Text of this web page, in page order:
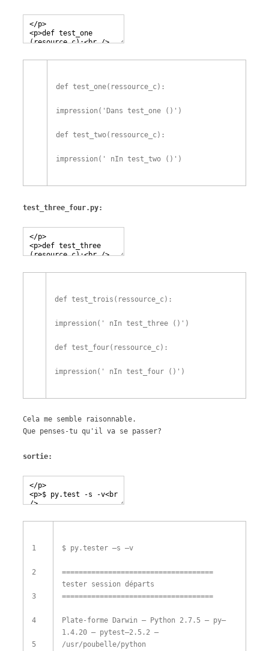
def test_one( ressource_c) :
impression ( 'Dans test_one ()' )
def test_two( ressource_c) :
impression ( ' nIn test_two ()' )
test_three_four.py:
def test_trois ( ressource_c) :
impression ( ' nIn test_three ()' )
def test_four( ressource_c) :
impression ( ' nIn test_four ()' )
Cela me semble raisonnable.
Que penses-tu qu'il va se passer?
sortie:
1
2
3
4
5
$ py .tester –s –v
====================================
tester session départs
====================================
Plate-forme Darwin – Python 2.7.5 – py–
1.4.20 – pytest–2.5.2 –
/usr/poubelle/python